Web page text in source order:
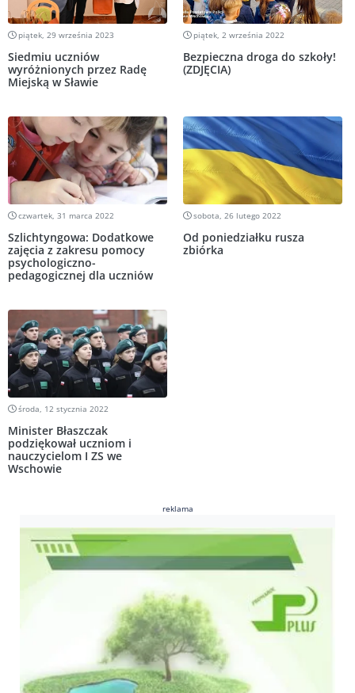
piątek, 29 września 2023
Siedmiu uczniów
wyróżnionych przez Radę
Miejską w Sławie
piątek, 2 września 2022
Bezpieczna droga do szkoły!
(ZDJĘCIA)
czwartek, 31 marca 2022
Szlichtyngowa: Dodatkowe
zajęcia z zakresu pomocy
psychologiczno-
pedagogicznej dla uczniów
sobota, 26 lutego 2022
Od poniedziałku rusza
zbiórka
środa, 12 stycznia 2022
Minister Błaszczak
podziękował uczniom i
nauczycielom I ZS we
Wschowie
reklama